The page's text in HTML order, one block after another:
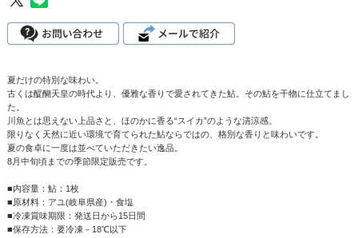
夏だけの特別な味わい。
古くは醍醐天皇の時代より、優雅な香りで愛されてきた鮎。その鮎を干物に仕立てまし
た。
川魚とは思えない上品さと、ほのかに香る“スイカ”のような清涼感。
限りなく天然に近い環境で育てられた鮎ならではの、格別な香りと味わいです。
夏の食卓に一度は並べていただきたい逸品。
8月中旬頃までの季節限定販売です。
■内容量：鮎：1枚
■原材料：アユ(岐阜県産)・食塩
■冷凍賞味期限：発送日から15日間
■保存方法：要冷凍－18℃以下